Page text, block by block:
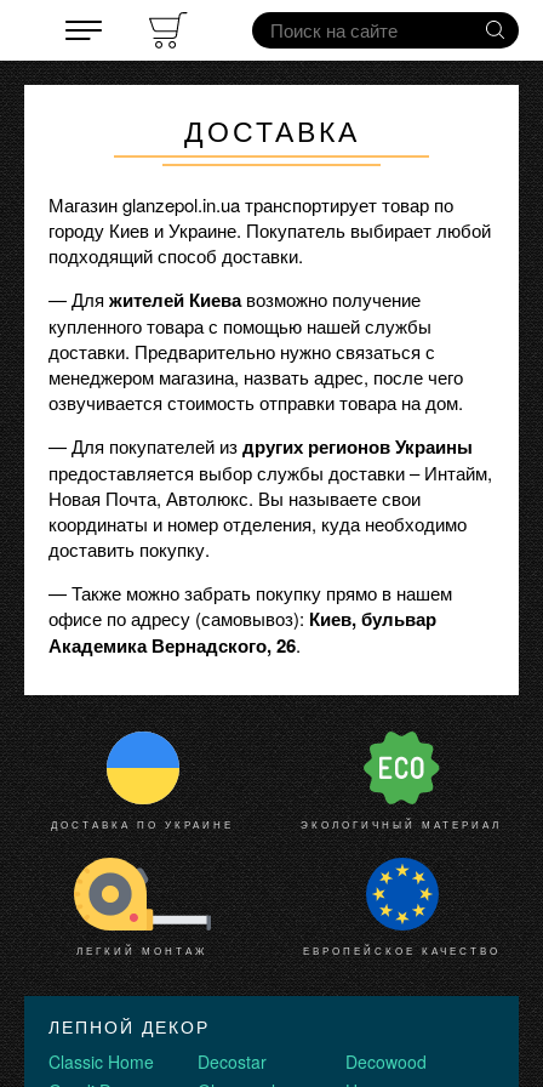
ДОСТАВКА
Магазин glanzepol.in.ua транспортирует товар по
городу Киев и Украине. Покупатель выбирает любой
подходящий способ доставки.
— Для жителей Киевавозможно получение
купленного товара с помощью нашей службы
доставки. Предварительно нужно связаться с
менеджером магазина, назвать адрес, после чего
озвучивается стоимость отправки товара на дом.
— Для покупателей издругих регионов Украины
предоставляется выбор службы доставки – Интайм,
Новая Почта, Автолюкс. Вы называете свои
координаты и номер отделения, куда необходимо
доставить покупку.
— Также можно забрать покупку прямо в нашем
офисе по адресу (самовывоз): Киев, бульвар
Академика Вернадского, 26.
ДОСТАВКА ПО УКРАИНЕ ЭКОЛОГИЧНЫЙ МАТЕРИАЛ
ЛЕГКИЙ МОНТАЖ ЕВРОПЕЙСКОЕ КАЧЕСТВО
ЛЕПНОЙ ДЕКОР
Classic Home
Decostar
Decowood